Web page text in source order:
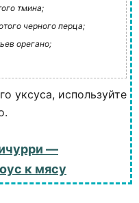
тмина;
черного перца;
орегано;
уксуса, используйте
—
к мясу